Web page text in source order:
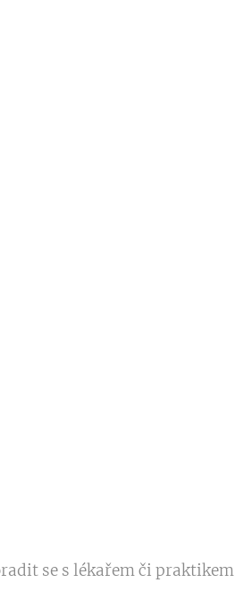
se s lékařem či praktikem